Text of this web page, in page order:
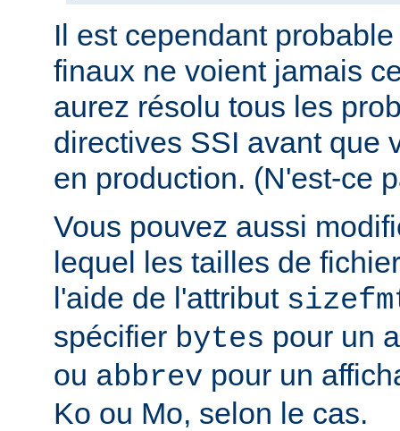
Il est cependant
finaux ne voient jamais
aurez résolu tous les
directives SSI avant que
en production. (N'est-ce
Vous pouvez aussi
lequel les tailles de
l'aide de l'attribut
spécifier bytes pour un
ou abbrev pour un
Ko ou Mo, selon le cas.